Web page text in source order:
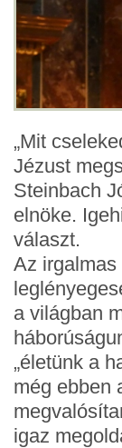
„Mit
Jézust
Steinbach
elnöke.
választ.
Az
a világban
„életünk a
még ebben
igaz